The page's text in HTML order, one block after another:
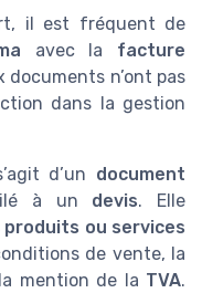
il est fréquent de
avec la facture
documents n’ont pas
dans la gestion
d’un document
à un devis. Elle
produits ou services
de vente, la
mention de la TVA.